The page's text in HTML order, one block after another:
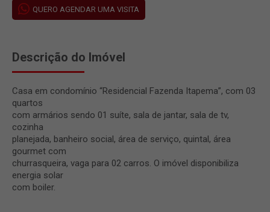
QUERO AGENDAR UMA VISITA
Descrição do Imóvel
Casa em condomínio “Residencial Fazenda Itapema”, com 03
quartos
com armários sendo 01 suíte, sala de jantar, sala de tv,
cozinha
planejada, banheiro social, área de serviço, quintal, área
gourmet com
churrasqueira, vaga para 02 carros. O imóvel disponibiliza
energia solar
com boiler.